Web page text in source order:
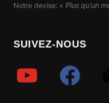
Notre devise: « Plus qu’un
SUIVEZ-NOUS